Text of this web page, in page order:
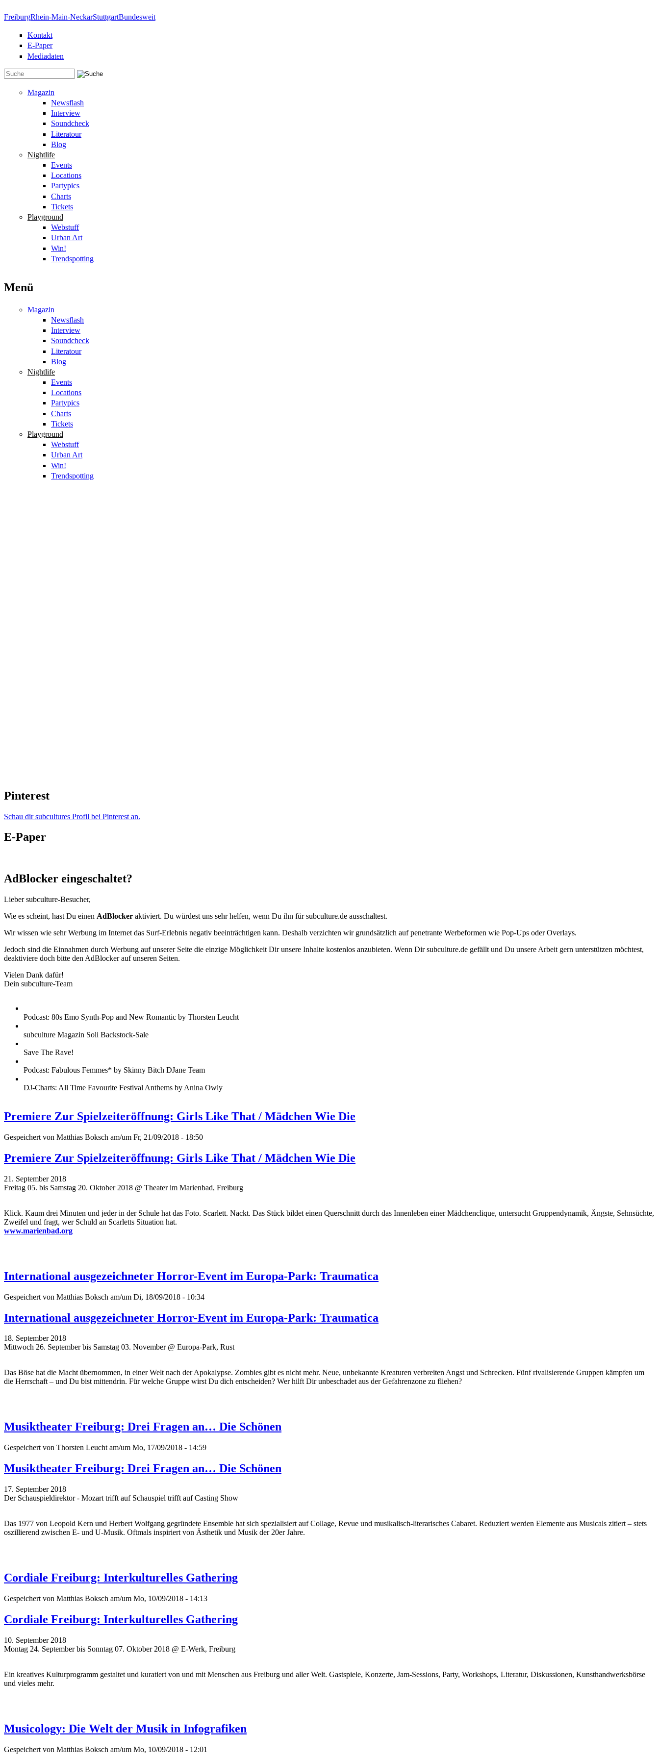
FreiburgRhein-Main-NeckarStuttgartBundesweit
Kontakt
E-Paper
Mediadaten
Magazin
Newsflash
Interview
Soundcheck
Literatour
Blog
Nightlife
Events
Locations
Partypics
Charts
Tickets
Playground
Webstuff
Urban Art
Win!
Trendspotting
Menü
Magazin
Newsflash
Interview
Soundcheck
Literatour
Blog
Nightlife
Events
Locations
Partypics
Charts
Tickets
Playground
Webstuff
Urban Art
Win!
Trendspotting
Pinterest
Schau dir subcultures Profil bei Pinterest an.
E-Paper
AdBlocker eingeschaltet?
Lieber subculture-Besucher,
Wie es scheint, hast Du einen AdBlocker aktiviert. Du würdest uns sehr helfen, wenn Du ihn für subculture.de ausschaltest.
Wir wissen wie sehr Werbung im Internet das Surf-Erlebnis negativ beeinträchtigen kann. Deshalb verzichten wir grundsätzlich auf penetrante Werbeformen wie Pop-Ups oder Overlays.
Jedoch sind die Einnahmen durch Werbung auf unserer Seite die einzige Möglichkeit Dir unsere Inhalte kostenlos anzubieten. Wenn Dir subculture.de gefällt und Du unsere Arbeit gern unterstützen möchtest,
deaktiviere doch bitte den AdBlocker auf unseren Seiten.
Vielen Dank dafür!
Dein subculture-Team
Podcast: 80s Emo Synth-Pop and New Romantic by Thorsten Leucht
subculture Magazin Soli Backstock-Sale
Save The Rave!
Podcast: Fabulous Femmes* by Skinny Bitch DJane Team
DJ-Charts: All Time Favourite Festival Anthems by Anina Owly
Premiere Zur Spielzeiteröffnung: Girls Like That / Mädchen Wie Die
Gespeichert von Matthias Boksch am/um Fr, 21/09/2018 - 18:50
Premiere Zur Spielzeiteröffnung: Girls Like That / Mädchen Wie Die
21. September 2018
Freitag 05. bis Samstag 20. Oktober 2018 @ Theater im Marienbad, Freiburg
Klick. Kaum drei Minuten und jeder in der Schule hat das Foto. Scarlett. Nackt. Das Stück bildet einen Querschnitt durch das Innenleben einer Mädchenclique, untersucht Gruppendynamik, Ängste, Sehnsüchte,
Zweifel und fragt, wer Schuld an Scarletts Situation hat.
www.marienbad.org
International ausgezeichneter Horror-Event im Europa-Park: Traumatica
Gespeichert von Matthias Boksch am/um Di, 18/09/2018 - 10:34
International ausgezeichneter Horror-Event im Europa-Park: Traumatica
18. September 2018
Mittwoch 26. September bis Samstag 03. November @ Europa-Park, Rust
Das Böse hat die Macht übernommen, in einer Welt nach der Apokalypse. Zombies gibt es nicht mehr. Neue, unbekannte Kreaturen verbreiten Angst und Schrecken. Fünf rivalisierende Gruppen kämpfen um
die Herrschaft – und Du bist mittendrin. Für welche Gruppe wirst Du dich entscheiden? Wer hilft Dir unbeschadet aus der Gefahrenzone zu fliehen?
Musiktheater Freiburg: Drei Fragen an… Die Schönen
Gespeichert von Thorsten Leucht am/um Mo, 17/09/2018 - 14:59
Musiktheater Freiburg: Drei Fragen an… Die Schönen
17. September 2018
Der Schauspieldirektor - Mozart trifft auf Schauspiel trifft auf Casting Show
Das 1977 von Leopold Kern und Herbert Wolfgang gegründete Ensemble hat sich spezialisiert auf Collage, Revue und musikalisch-literarisches Cabaret. Reduziert werden Elemente aus Musicals zitiert – stets
oszillierend zwischen E- und U-Musik. Oftmals inspiriert von Ästhetik und Musik der 20er Jahre.
Cordiale Freiburg: Interkulturelles Gathering
Gespeichert von Matthias Boksch am/um Mo, 10/09/2018 - 14:13
Cordiale Freiburg: Interkulturelles Gathering
10. September 2018
Montag 24. September bis Sonntag 07. Oktober 2018 @ E-Werk, Freiburg
Ein kreatives Kulturprogramm gestaltet und kuratiert von und mit Menschen aus Freiburg und aller Welt. Gastspiele, Konzerte, Jam-Sessions, Party, Workshops, Literatur, Diskussionen, Kunsthandwerksbörse
und vieles mehr.
Musicology: Die Welt der Musik in Infografiken
Gespeichert von Matthias Boksch am/um Mo, 10/09/2018 - 12:01